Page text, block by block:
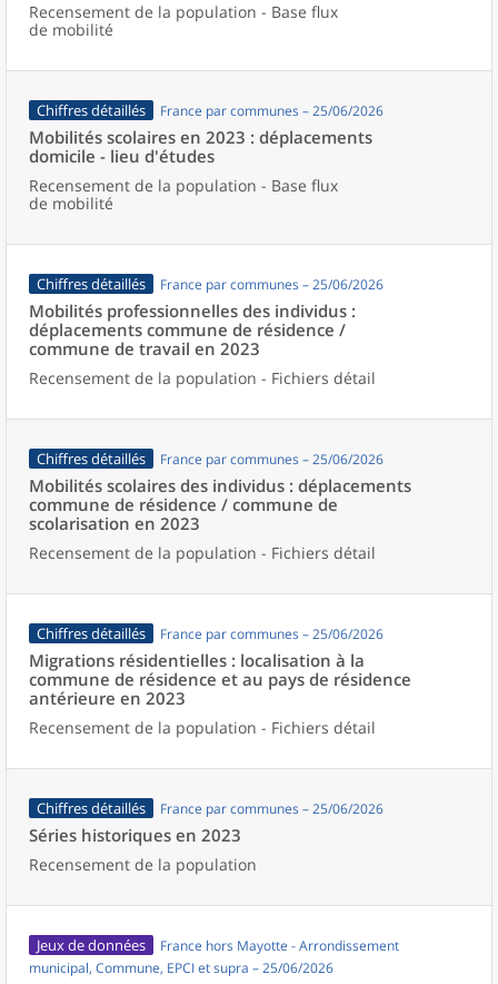
Recensement de la population - Base flux
de mobilité
Chiffres détaillés France par communes – 25/06/2026
Mobilités scolaires en 2023 : déplacements
domicile - lieu d'études
Recensement de la population - Base flux
de mobilité
Chiffres détaillés France par communes – 25/06/2026
Mobilités professionnelles des individus :
déplacements commune de résidence /
commune de travail en 2023
Recensement de la population - Fichiers détail
Chiffres détaillés France par communes – 25/06/2026
Mobilités scolaires des individus : déplacements
commune de résidence / commune de
scolarisation en 2023
Recensement de la population - Fichiers détail
Chiffres détaillés France par communes – 25/06/2026
Migrations résidentielles : localisation à la
commune de résidence et au pays de résidence
antérieure en 2023
Recensement de la population - Fichiers détail
Chiffres détaillés France par communes – 25/06/2026
Séries historiques en 2023
Recensement de la population
Jeux de données
France hors Mayotte - Arrondissement
municipal, Commune, EPCI et supra – 25/06/2026